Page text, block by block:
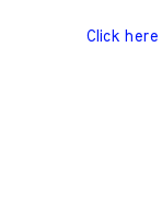
Click here